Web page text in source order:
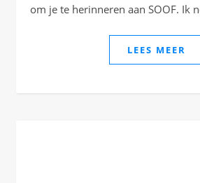
om je te herinneren aan SOOF. Ik
LEES MEER